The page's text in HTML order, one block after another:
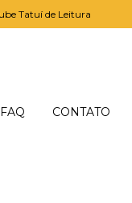
Tatuí de Leitura
FAQ CONTATO